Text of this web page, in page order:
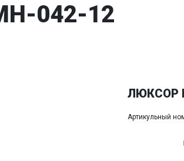
042-12
ЛЮКСОР
Артикульный